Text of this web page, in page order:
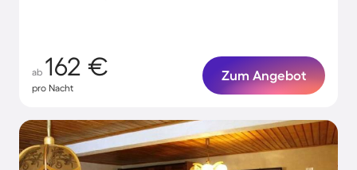
ab 162 €
pro Nacht
Zum Angebot